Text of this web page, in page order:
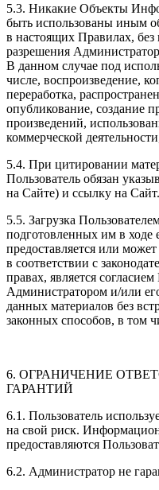
5.3. Никакие Объекты
быть использованы иным
в настоящих Правилах, без
разрешения
В данном случае под
числе, воспроизведение,
переработка,
опубликование, создание
произведений,
коммерческой
5.4. При цитировании
Пользователь обязан
на Сайте) и ссылку на Сайт.
5.5. Загрузка
подготовленных им в ходе
предоставляется или
в соответствии с
правах, является
Администратором и/или
данных материалов без
законных способов, в том
6. ОГРАНИЧЕНИЕ
ГАРАНТИЙ
6.1. Пользователь
на свой риск.
предоставляются
6.2. Администратор не